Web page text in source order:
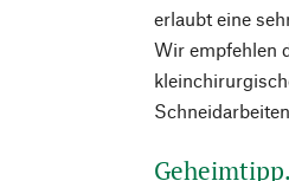
erlaubt eine
Wir empfehlen